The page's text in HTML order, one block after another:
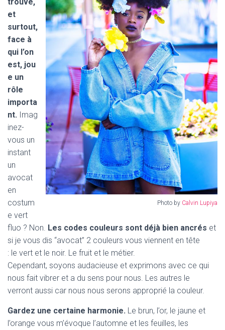
Photo by Calvin Lupiya
et
surtout,
face à
qui l’on
est, jou
e un
rôle
importa
nt. Imag
inez-
vous un
instant
un
avocat
en
costum
e vert
fluo ? Non. Les codes couleurs sont déjà bien ancrés et
si je vous dis “avocat” 2 couleurs vous viennent en tête
: le vert et le noir. Le fruit et le métier.
Cependant, soyons audacieuse et exprimons avec ce qui
nous fait vibrer et a du sens pour nous. Les autres le
verront aussi car nous nous serons approprié la couleur.
Gardez une certaine harmonie. Le brun, l’or, le jaune et
l’orange vous m’évoque l’automne et les feuilles, les